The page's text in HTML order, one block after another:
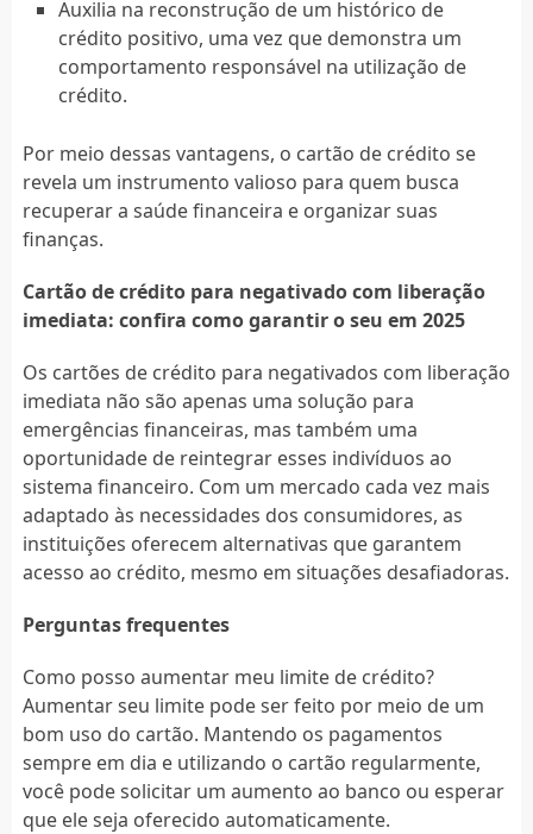
Auxilia na reconstrução de um histórico de
crédito positivo, uma vez que demonstra um
comportamento responsável na utilização de
crédito.
Por meio dessas vantagens, o cartão de crédito se
revela um instrumento valioso para quem busca
recuperar a saúde financeira e organizar suas
finanças.
Cartão de crédito para negativado com liberação
imediata: confira como garantir o seu em 2025
Os cartões de crédito para negativados com liberação
imediata não são apenas uma solução para
emergências financeiras, mas também uma
oportunidade de reintegrar esses indivíduos ao
sistema financeiro. Com um mercado cada vez mais
adaptado às necessidades dos consumidores, as
instituições oferecem alternativas que garantem
acesso ao crédito, mesmo em situações desafiadoras.
Perguntas frequentes
Como posso aumentar meu limite de crédito?
Aumentar seu limite pode ser feito por meio de um
bom uso do cartão. Mantendo os pagamentos
sempre em dia e utilizando o cartão regularmente,
você pode solicitar um aumento ao banco ou esperar
que ele seja oferecido automaticamente.